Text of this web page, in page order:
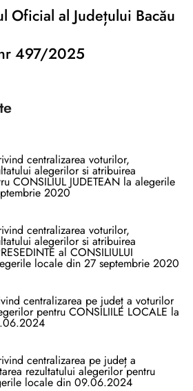
Oficial al Județului Bacău
497/2025
centralizarea voturilor,
alegerilor si atribuirea
CONSILIUL JUDETEAN la alegerile
2020
centralizarea voturilor,
alegerilor si atribuirea
al CONSILIULUI
locale din 27 septembrie 2020
centralizarea pe județ a voturilor
pentru CONSILIILE LOCALE la
centralizarea pe județ a
rezultatului alegerilor pentru
locale din 09.06.2024